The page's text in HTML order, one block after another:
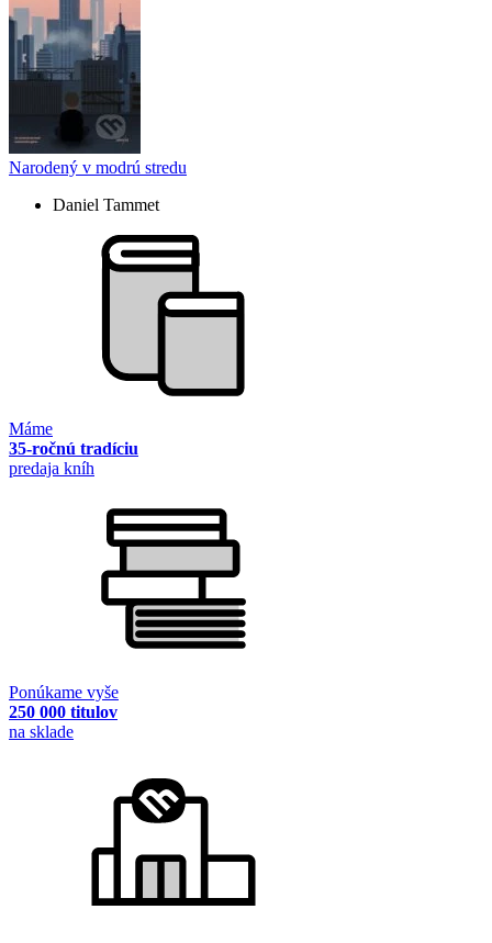
Narodený v modrú stredu
Daniel Tammet
Máme
35-ročnú tradíciu
predaja kníh
Ponúkame vyše
250 000 titulov
na sklade